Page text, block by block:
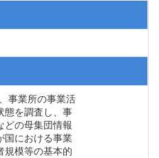
事業所の事業活
態を調査し、事
どの母集団情報
国における事業
規模等の基本的